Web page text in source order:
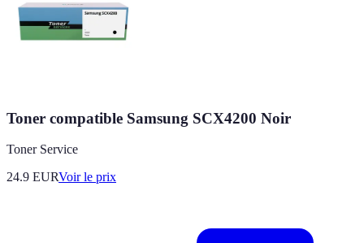
Toner compatible Samsung SCX4200 Noir
Toner Service
24.9 EURVoir le prix